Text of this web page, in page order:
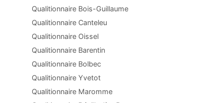
Qualitionnaire Bois-Guillaume
Qualitionnaire Canteleu
Qualitionnaire Oissel
Qualitionnaire Barentin
Qualitionnaire Bolbec
Qualitionnaire Yvetot
Qualitionnaire Maromme